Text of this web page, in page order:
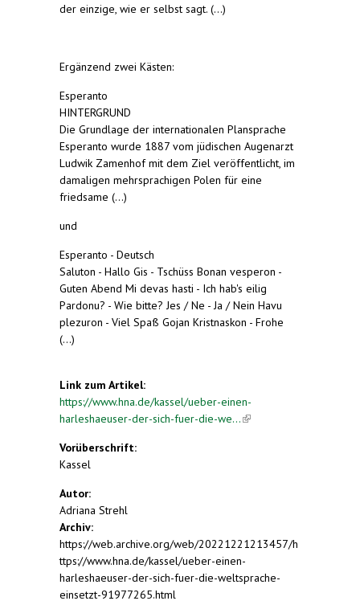
der einzige, wie er selbst sagt. (...)
Ergänzend zwei Kästen:
Esperanto
HINTERGRUND
Die Grundlage der internationalen Plansprache
Esperanto wurde 1887 vom jüdischen Augenarzt
Ludwik Zamenhof mit dem Ziel veröffentlicht, im
damaligen mehrsprachigen Polen für eine
friedsame (...)
und
Esperanto - Deutsch
Saluton - Hallo Gis - Tschüss Bonan vesperon -
Guten Abend Mi devas hasti - Ich hab's eilig
Pardonu? - Wie bitte? Jes / Ne - Ja / Nein Havu
plezuron - Viel Spaß Gojan Kristnaskon - Frohe
(...)
Link zum Artikel:
https://www.hna.de/kassel/ueber-einen-
harleshaeuser-der-sich-fuer-die-we...(link is
Vorüberschrift:
Kassel
Autor:
Adriana Strehl
Archiv:
https://web.archive.org/web/20221221213457/h
ttps://www.hna.de/kassel/ueber-einen-
harleshaeuser-der-sich-fuer-die-weltsprache-
einsetzt-91977265.html